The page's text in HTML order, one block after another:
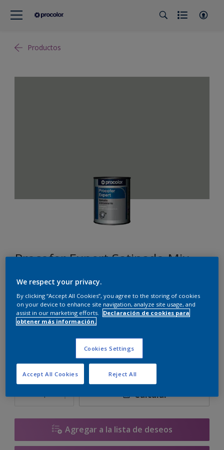
Productos
Procofer Expert Satinado Mix
Cambiar de color
Cantidad Calculadora de pintura
Calcular
Agregar a la lista de deseos
We respect your privacy.
By clicking “Accept All Cookies”, you agree to the storing of cookies
on your device to enhance site navigation, analyze site usage, and
assist in our marketing efforts.
Declaración de cookies para
obtener más información.
Cookies Settings
Reject All
Accept All Cookies